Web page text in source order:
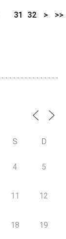
31 32 > >>
S D
4 5
11 12
18 19